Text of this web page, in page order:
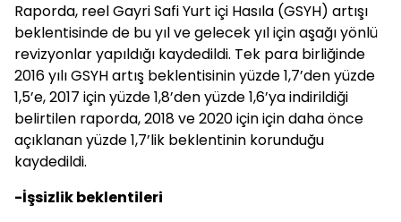
Raporda, reel Gayri Safi Yurt içi Hasıla (GSYH) artışı
beklentisinde de bu yıl ve gelecek yıl için aşağı yönlü
revizyonlar yapıldığı kaydedildi. Tek para birliğinde
2016 yılı GSYH artış beklentisinin yüzde 1,7’den yüzde
1,5’e, 2017 için yüzde 1,8’den yüzde 1,6’ya indirildiği
belirtilen raporda, 2018 ve 2020 için için daha önce
açıklanan yüzde 1,7’lik beklentinin korunduğu
kaydedildi.
-İşsizlik beklentileri